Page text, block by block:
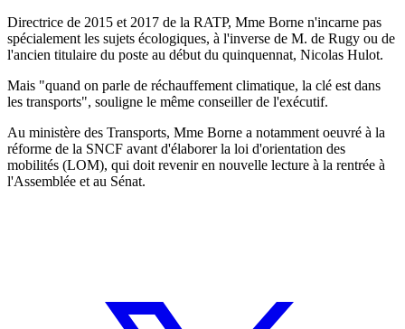
Directrice de 2015 et 2017 de la RATP, Mme Borne n'incarne pas
spécialement les sujets écologiques, à l'inverse de M. de Rugy ou de
l'ancien titulaire du poste au début du quinquennat, Nicolas Hulot.
Mais "quand on parle de réchauffement climatique, la clé est dans
les transports", souligne le même conseiller de l'exécutif.
Au ministère des Transports, Mme Borne a notamment oeuvré à la
réforme de la SNCF avant d'élaborer la loi d'orientation des
mobilités (LOM), qui doit revenir en nouvelle lecture à la rentrée à
l'Assemblée et au Sénat.